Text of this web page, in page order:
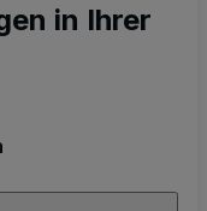
in Ihrer